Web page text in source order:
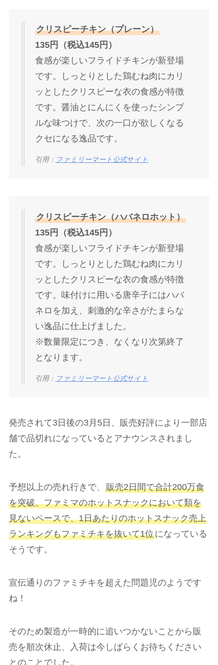
クリスピーチキン（プレーン）
135円（税込145円）
食感が楽しいフライドチキンが新登場
です。しっとりとした鶏むね肉にカリ
ッとしたクリスピーな衣の食感が特徴
です。醤油とにんにくを使ったシンプ
ルな味つけで、次の一口が欲しくなる
クセになる逸品です。
引用： ファミリーマート公式サイト
クリスピーチキン（ハバネロホット）
135円（税込145円）
食感が楽しいフライドチキンが新登場
です。しっとりとした鶏むね肉にカリ
ッとしたクリスピーな衣の食感が特徴
です。味付けに用いる唐辛子にはハバ
ネロを加え、刺激的な辛さがたまらな
い逸品に仕上げました。
※数量限定につき、なくなり次第終了
となります。
引用： ファミリーマート公式サイト
発売されて3日後の3月5日、販売好評により一部店
舗で品切れになっているとアナウンスされまし
た。
予想以上の売れ行きで、 販売2日間で合計200万食
を突破、ファミマのホットスナックにおいて類を
見ないペースで、1日あたりのホットスナック売上
ランキングもファミチキを抜いて1位になっている
そうです。
宣伝通りのファミチキを超えた問題児のようです
ね！
そのため製造が一時的に追いつかないことから販
売を順次休止、入荷は今しばらくお待ちください
とのことでした。